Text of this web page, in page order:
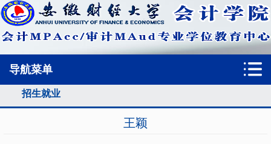
导航菜单
招生就业
招生就业
王颖